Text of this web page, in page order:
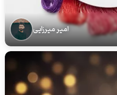
امیر میرزایی